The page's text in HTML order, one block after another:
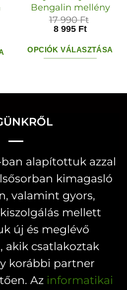
Bengalin mellény
17 990Ft
8 995 Ft
OPCIÓK VÁLASZTÁSA
terméknek
változatok
a
választhatók
ki
alapítottuk azzal
kimagasló
valamint gyors,
mellett
új és meglévő
akik csatlakoztak
korábbi partner
Az informatikai